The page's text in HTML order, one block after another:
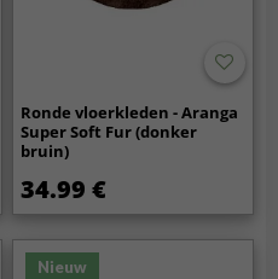
Ronde vloerkleden - Aranga
Super Soft Fur (donker
bruin)
34.99 €
Nieuw